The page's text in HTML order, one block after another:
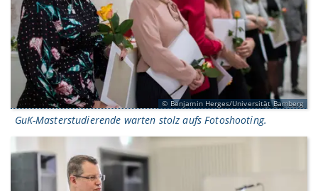
Benjamin Herges/Universität Bamberg
GuK-Masterstudierende warten stolz aufs Fotoshooting.